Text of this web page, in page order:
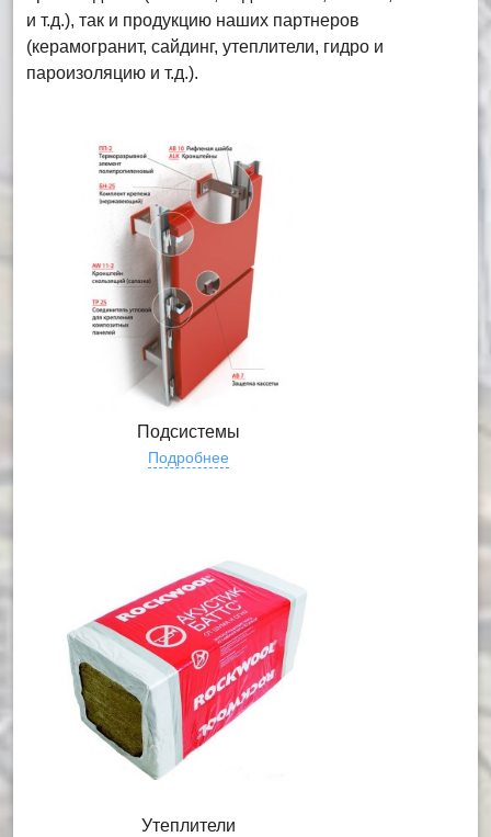
и т.д.), так и продукцию наших партнеров
(керамогранит, сайдинг, утеплители, гидро и
пароизоляцию и т.д.).
Подсистемы
Подробнее
Утеплители